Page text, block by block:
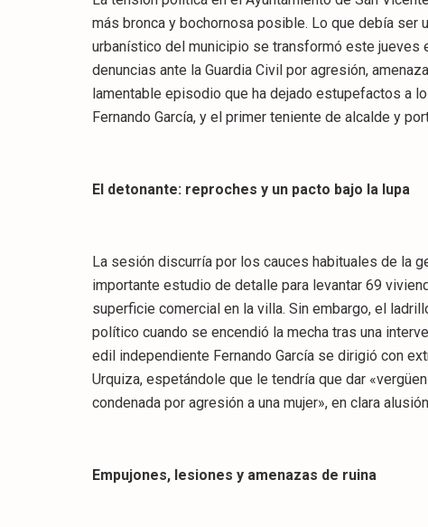
más bronca y bochornosa posible. Lo que debía ser
urbanístico del municipio se transformó este jueves
denuncias ante la Guardia Civil por agresión,
lamentable episodio que ha dejado estupefactos a
Fernando García, y el primer teniente de alcalde y
El detonante: reproches y un pacto bajo la lupa
​La sesión discurría por los cauces habituales de la
importante estudio de detalle para levantar 69
superficie comercial en la villa. Sin embargo, el
político cuando se encendió la mecha tras una
edil independiente Fernando García se dirigió con
Urquiza, espetándole que le tendría que dar
condenada por agresión a una mujer», en clara
Empujones, lesiones y amenazas de ruina